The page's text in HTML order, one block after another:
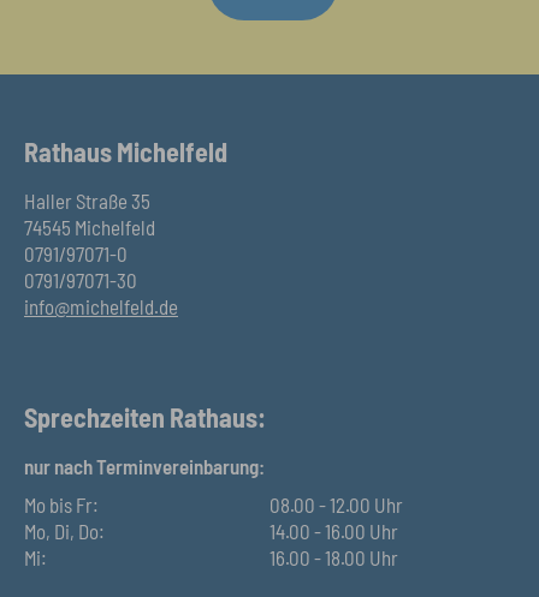
Rathaus Michelfeld
Haller Straße 35
74545 Michelfeld
0791/97071-0
0791/97071-30
info@michelfeld.de
Sprechzeiten Rathaus:
nur nach Terminvereinbarung:
Mo bis Fr:
08.00 - 12.00 Uhr
Mo, Di, Do:
14.00 - 16.00 Uhr
Mi:
16.00 - 18.00 Uhr